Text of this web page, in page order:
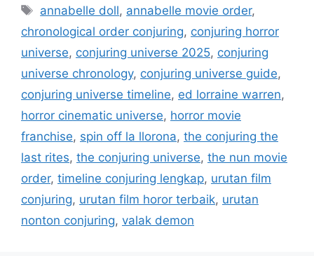
e
g
o
r
i
e
s
T
a
s
annabelle doll, annabelle movie order,
chronological order conjuring, conjuring horror
universe, conjuring universe 2025, conjuring
universe chronology, conjuring universe guide,
conjuring universe timeline, ed lorraine warren,
horror cinematic universe, horror movie
franchise, spin off la llorona, the conjuring the
last rites, the conjuring universe, the nun movie
order, timeline conjuring lengkap, urutan film
conjuring, urutan film horor terbaik, urutan
nonton conjuring, valak demon